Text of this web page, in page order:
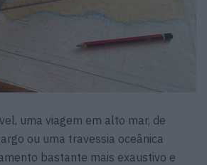
uma viagem em alto mar, de
ou uma travessia oceânica
bastante mais exaustivo e